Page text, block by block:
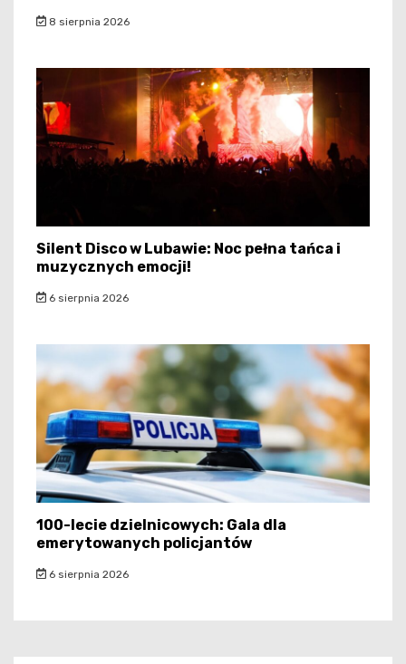
8 sierpnia 2026
Silent Disco w Lubawie: Noc pełna tańca i
muzycznych emocji!
6 sierpnia 2026
100-lecie dzielnicowych: Gala dla
emerytowanych policjantów
6 sierpnia 2026